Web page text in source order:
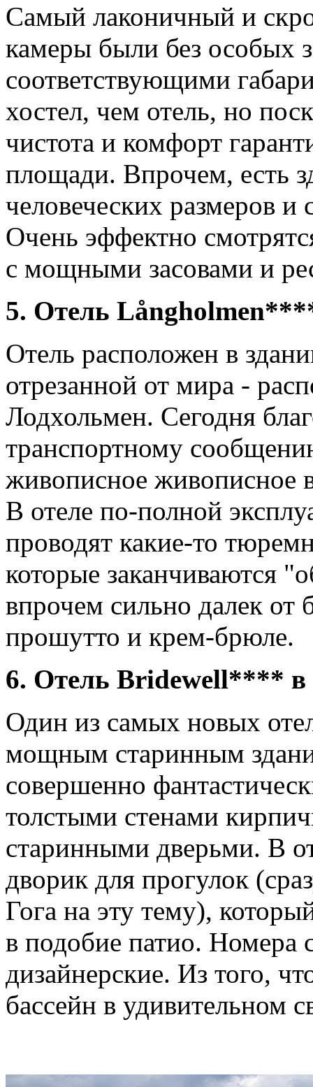
Самый лаконичный и
камеры были без особых
соответствующими
хостел, чем отель, но
чистота и комфорт
площади. Впрочем, есть
человеческих размеров
Очень эффектно
с мощными засовами и
5. Отель
Отель расположен в
отрезанной от мира -
Лодхольмен. Сегодня
транспортному
живописное живописное
В отеле по-полной
проводят какие-то
которые заканчиваются
впрочем сильно далек
прошутто и крем-брюле.
6. Отель Bridewell**** в
Один из самых новых
мощным старинным
совершенно
толстыми стенами
старинными дверьми. В
дворик для прогулок
Гога на эту тему),
в подобие патио.
дизайнерские. Из того,
бассейн в удивительном